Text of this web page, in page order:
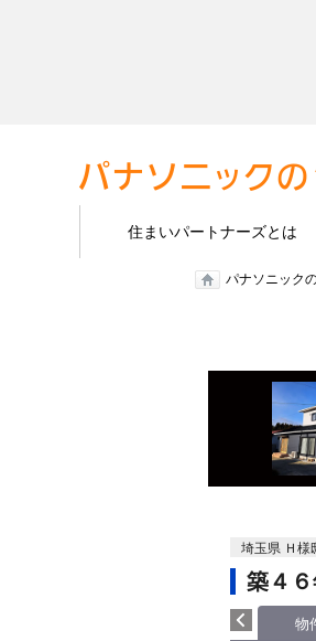
住まいパートナーズとは
パナソニック
埼玉県 Ｈ様
築４
物